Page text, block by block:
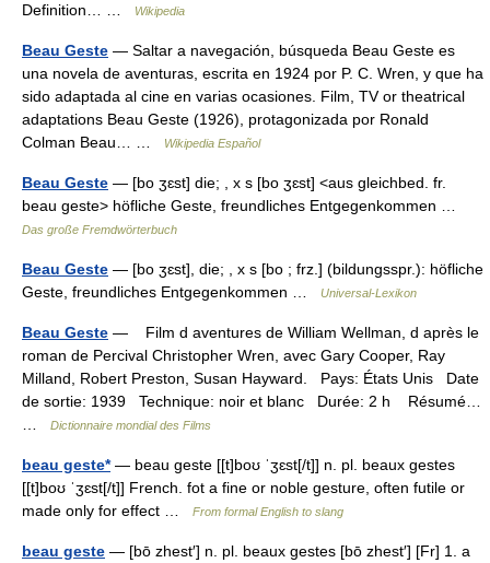
Definition… …
Wikipedia
Beau Geste — Saltar a navegación, búsqueda Beau Geste es
una novela de aventuras, escrita en 1924 por P. C. Wren, y que ha
sido adaptada al cine en varias ocasiones. Film, TV or theatrical
adaptations Beau Geste (1926), protagonizada por Ronald
Colman Beau… …
Wikipedia Español
Beau Geste — [bo ʒɛst] die; , x s [bo ʒɛst] <aus gleichbed. fr.
beau geste> höfliche Geste, freundliches Entgegenkommen …
Das große Fremdwörterbuch
Beau Geste — [bo ʒɛst], die; , x s [bo ; frz.] (bildungsspr.): höfliche
Geste, freundliches Entgegenkommen …
Universal-Lexikon
Beau Geste — Film d aventures de William Wellman, d après le
roman de Percival Christopher Wren, avec Gary Cooper, Ray
Milland, Robert Preston, Susan Hayward. Pays: États Unis Date
de sortie: 1939 Technique: noir et blanc Durée: 2 h Résumé…
Dictionnaire mondial des Films
beau geste*— beau geste [[t]boʊ ˈʒɛst[/t]] n. pl. beaux gestes
[[t]boʊ ˈʒɛst[/t]] French. fot a fine or noble gesture, often futile or
made only for effect …
From formal English to slang
beau geste — [bō zhest′] n. pl. beaux gestes [bō zhest′] [Fr] 1. a